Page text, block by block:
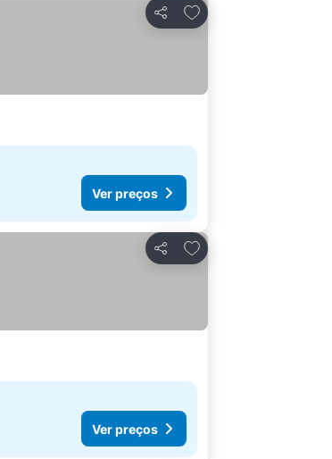
Partilhar
Adicionar aos favoritos
Ver preços
Partilhar
Adicionar aos favoritos
Ver preços